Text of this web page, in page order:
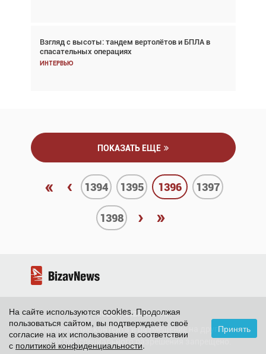
Взгляд с высоты: тандем вертолётов и БПЛА в
спасательных операциях
Интервью
Частный самолёт – это актив. Подходите к
покупке соответствующим образом
Интервью
ПОКАЗАТЬ ЕЩЕ
« ‹ 1394 1395 1396 1397
1398 › »
2026 ©BizavNews
Копирование контента и размещение на других
сайтах без специального разрешения запрещено.
На сайте используются cookies. Продолжая
пользоваться сайтом, вы подтверждаете своё
согласие на их использование в соответствии
с политикой конфиденциальности.
Принять